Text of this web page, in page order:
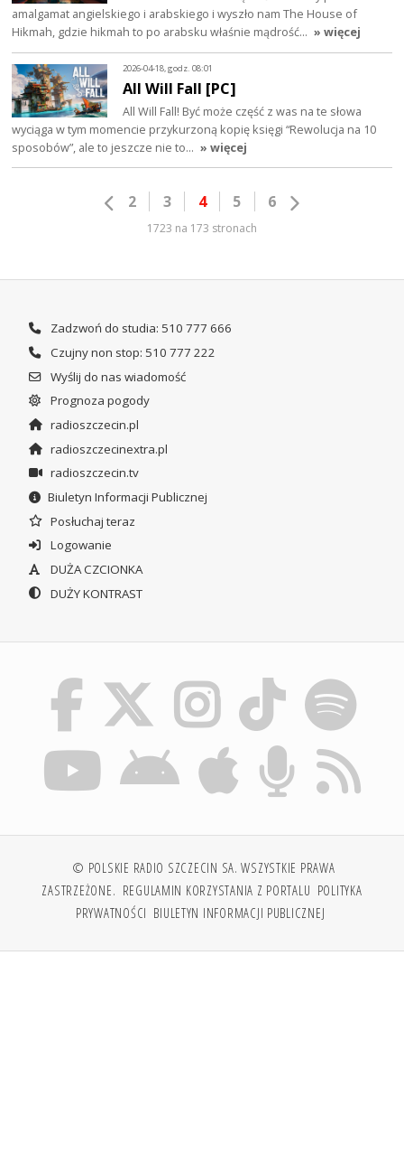
amalgamat angielskiego i arabskiego i wyszło nam The House of
Hikmah, gdzie hikmah to po arabsku właśnie mądrość… » więcej
2026-04-18, godz. 08:01
All Will Fall [PC]
All Will Fall! Być może część z was na te słowa
wyciąga w tym momencie przykurzoną kopię księgi “Rewolucja na 10
sposobów”, ale to jeszcze nie to… » więcej
2 3 4 5 6
1723 na 173 stronach
Zadzwoń do studia: 510 777 666
Czujny non stop: 510 777 222
Wyślij do nas wiadomość
Prognoza pogody
radioszczecin.pl
radioszczecinextra.pl
radioszczecin.tv
Biuletyn Informacji Publicznej
Posłuchaj teraz
Logowanie
DUŻA CZCIONKA
DUŻY KONTRAST
© POLSKIE RADIO SZCZECIN SA. WSZYSTKIE PRAWA
ZASTRZEŻONE. REGULAMIN KORZYSTANIA Z PORTALU POLITYKA
PRYWATNOŚCI BIULETYN INFORMACJI PUBLICZNEJ